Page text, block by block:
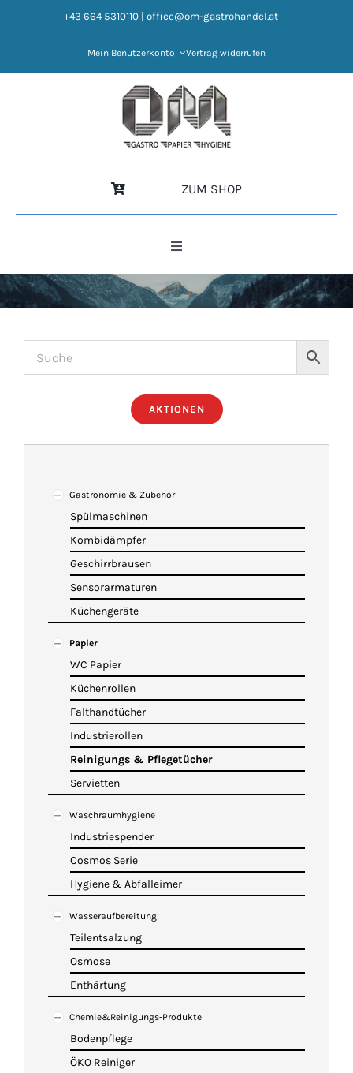
+43 664 5310110 office@om-gastrohandel.at
Mein Benutzerkonto Vertrag widerrufen
ZUM SHOP
Toggle
HOME
NEWS
IMBISSANHÄNGER
KATALOG
WARENKORB
AKTIONEN
Gastronomie & Zubehör
Spülmaschinen
Kombidämpfer
Geschirrbrausen
Sensorarmaturen
Küchengeräte
Papier
WC Papier
Küchenrollen
Falthandtücher
Industrierollen
Reinigungs & Pflegetücher
Servietten
Waschraumhygiene
Industriespender
Cosmos Serie
Hygiene & Abfalleimer
Wasseraufbereitung
Teilentsalzung
Osmose
Enthärtung
Chemie&Reinigungs-Produkte
Bodenpflege
ÖKO Reiniger